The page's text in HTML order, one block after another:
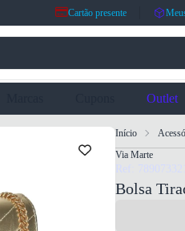
Cartão presente
Outlet
Início
Via Marte
Ref:
Bolsa